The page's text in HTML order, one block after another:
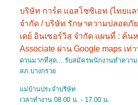
บริษัท การ์ด แอสโซซิเอท (ไทยแ
จำกัด / บริษัท รักษาความปลอดภั
เดย์ อินเซอร์วิส จำกัด แผนที่ : ค้น
Associate ผ่าน Google maps เท่
ด่วนมากที่สุด....รับสมัครพนักงานทำความ
สภ.บางกรวย
แม่บ้านประจำบริษัท
เวลาทำงาน 08.00 น. - 17.00 น.